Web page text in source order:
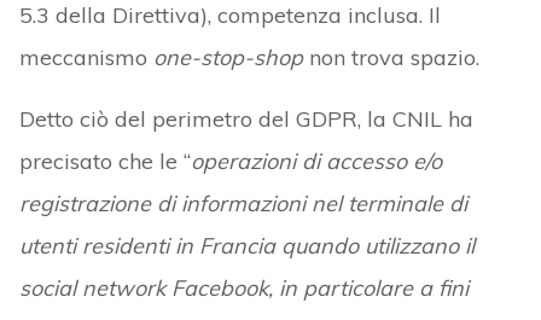
5.3 della Direttiva), competenza inclusa. Il
meccanismo one-stop-shopnon trova spazio.
Detto ciò del perimetro del GDPR, la CNIL ha
precisato che le “operazioni di accesso e/o
registrazione di informazioni nel terminale di
utenti residenti in Francia quando utilizzano il
social network Facebook, in particolare a fini